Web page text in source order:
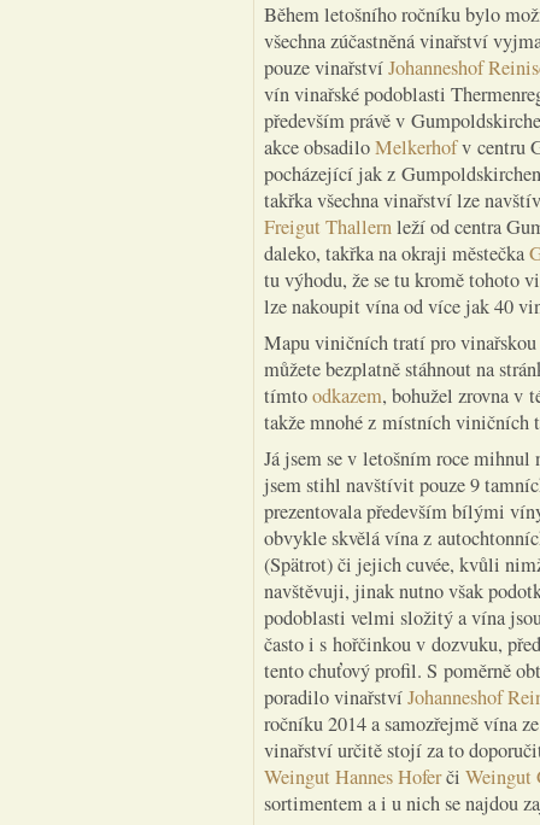
Během letošního ročníku bylo
všechna zúčastněná vinařství
pouze vinařstvíJohanneshof
vín vinařské podoblasti
především právě v
akce obsadiloMelkerhofv centru
pocházející jak z
takřka všechna vinařství lze
Freigut Thallernleží od centra
daleko, takřka na okraji městečka
tu výhodu, že se tu kromě tohoto
lze nakoupit vína od více jak 40
Mapu viničních tratí pro
můžete bezplatně stáhnout na
tímtoodkazem, bohužel zrovna v
takže mnohé z místních viničních
Já jsem se v letošním roce mihnul
jsem stihl navštívit pouze 9
prezentovala především bílými
obvykle skvělá vína z
(Spätrot) či jejich cuvée, kvůli
navštěvuji, jinak nutno však
podoblasti velmi složitý a vína
často i s hořčinkou v dozvuku,
tento chuťový profil. S poměrně
poradilo vinařstvíJohanneshof
ročníku 2014 a samozřejmě vína
vinařství určitě stojí za to
Weingut Hannes Hoferči Weingut
sortimentem a i u nich se najdou